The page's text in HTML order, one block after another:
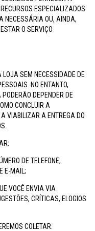
ESPECIALIZADOS
NECESSÁRIA OU, AINDA,
O SERVIÇO
LOJA SEM NECESSIDADE DE
NO ENTANTO,
DEPENDER DE
CONCLUIR A
VIABILIZAR A ENTREGA DO
DE TELEFONE,
E-MAIL;
VOCÊ ENVIA VIA
CRÍTICAS, ELOGIOS
COLETAR: